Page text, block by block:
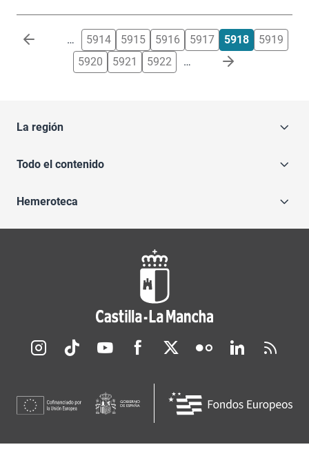
Paginación … 5914 5915 5916 5917 5918
5919
5920
5921 5922 …
La región
Todo el contenido
Hemeroteca
Redes sociales JCCM